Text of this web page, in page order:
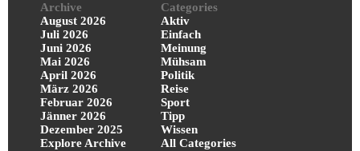
Archive
August 2026
Juli 2026
Juni 2026
Mai 2026
April 2026
März 2026
Februar 2026
Jänner 2026
Dezember 2025
Explore Archive
Categories
Aktiv
Einfach
Meinung
Mühsam
Politik
Reise
Sport
Tipp
Wissen
All Categories